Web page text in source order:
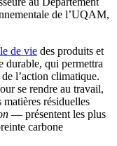
de l’UQAM,
de vie des produits et
durable, qui permettra
l’action climatique.
se rendre au travail,
résiduelles
— présentent les plus
carbone